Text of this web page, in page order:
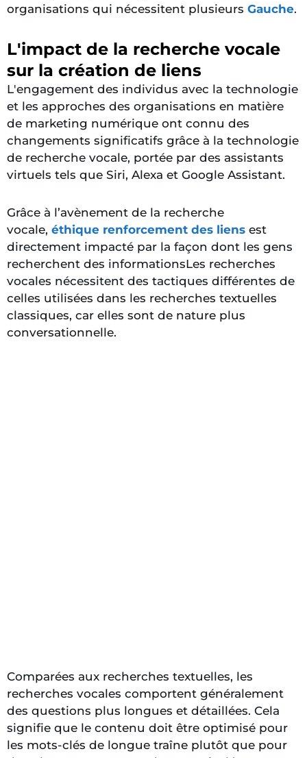
organisations qui nécessitent plusieurs Gauche.
L'impact de la recherche vocale
sur la création de liens
L'engagement des individus avec la technologie
et les approches des organisations en matière
de marketing numérique ont connu des
changements significatifs grâce à la technologie
de recherche vocale, portée par des assistants
virtuels tels que Siri, Alexa et Google Assistant.
Grâce à l’avènement de la recherche
vocale, éthique renforcement des liens est
directement impacté par la façon dont les gens
recherchent des informationsLes recherches
vocales nécessitent des tactiques différentes de
celles utilisées dans les recherches textuelles
classiques, car elles sont de nature plus
conversationnelle.
Comparées aux recherches textuelles, les
recherches vocales comportent généralement
des questions plus longues et détaillées. Cela
signifie que le contenu doit être optimisé pour
les mots-clés de longue traîne plutôt que pour